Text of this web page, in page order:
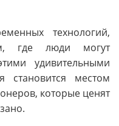
технологий,
где люди могут
удивительными
местом
которые ценят